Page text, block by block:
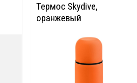
Термос Skydive,
оранжевый